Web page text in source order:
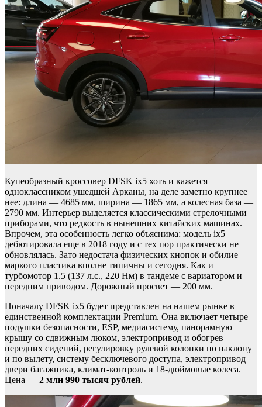
Купеобразный кроссовер DFSK ix5 хоть и кажется
одноклассником ушедшей Арканы, на деле заметно крупнее
нее: длина — 4685 мм, ширина — 1865 мм, а колесная база —
2790 мм. Интерьер выделяется классическими стрелочными
приборами, что редкость в нынешних китайских машинах.
Впрочем, эта особенность легко объяснима: модель ix5
дебютировала еще в 2018 году и с тех пор практически не
обновлялась. Зато недостача физических кнопок и обилие
маркого пластика вполне типичны и сегодня. Как и
турбомотор 1.5 (137 л.с., 220 Нм) в тандеме с вариатором и
передним приводом. Дорожный просвет — 200 мм.
Поначалу DFSK ix5 будет представлен на нашем рынке в
единственной комплектации Premium. Она включает четыре
подушки безопасности, ESP, медиасистему, панорамную
крышу со сдвижным люком, электропривод и обогрев
передних сидений, регулировку рулевой колонки по наклону
и по вылету, систему бесключевого доступа, электропривод
двери багажника, климат-контроль и 18-дюймовые колеса.
Цена — 2 млн 990 тысяч рублей.